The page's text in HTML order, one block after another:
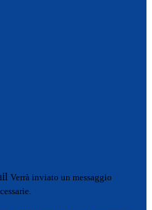
Verrà inviato un messaggio